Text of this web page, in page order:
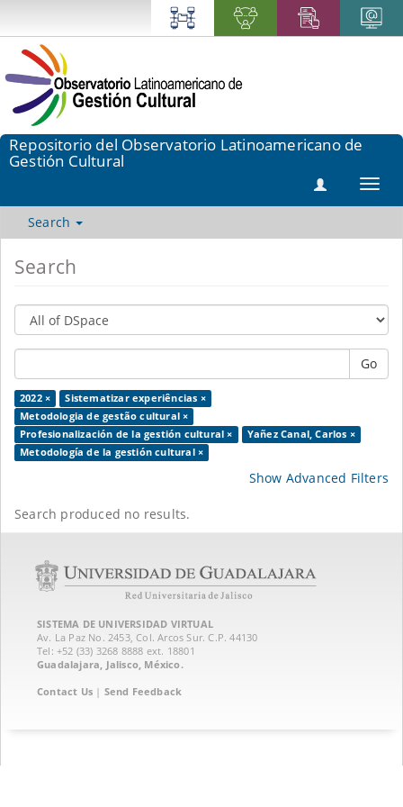
Repositorio del Observatorio Latinoamericano de
Gestión Cultural
Search
Search
Go
2022 ×
Sistematizar experiências ×
Metodologia de gestão cultural ×
Profesionalización de la gestión cultural ×
Yañez Canal, Carlos ×
Metodología de la gestión cultural ×
Show Advanced Filters
Search produced no results.
SISTEMA DE UNIVERSIDAD VIRTUAL
Av. La Paz No. 2453, Col. Arcos Sur. C.P. 44130
Tel: +52 (33) 3268 8888‏ ext. 18801
Guadalajara, Jalisco, México.
Contact Us | Send Feedback